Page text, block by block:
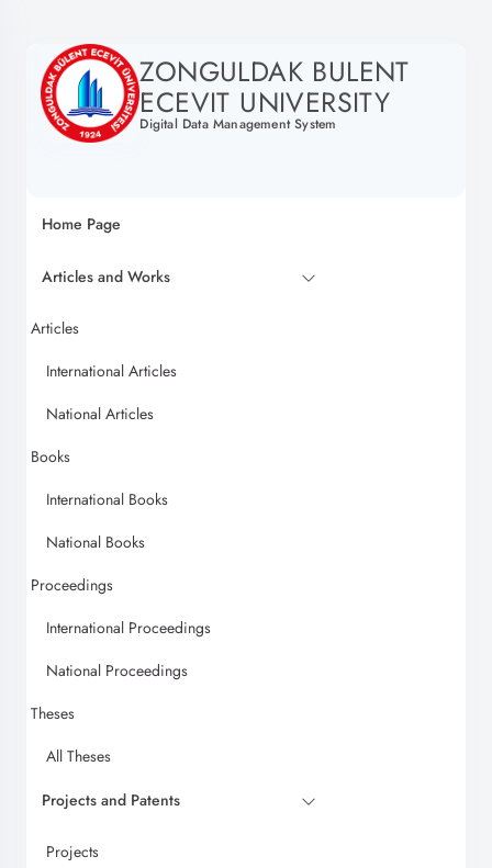
ZONGULDAK BULENT
ECEVIT UNIVERSITY
Digital Data Management System
Home Page
Articles and Works
Articles
International Articles
National Articles
Books
International Books
National Books
Proceedings
International Proceedings
National Proceedings
Theses
All Theses
Projects and Patents
Projects